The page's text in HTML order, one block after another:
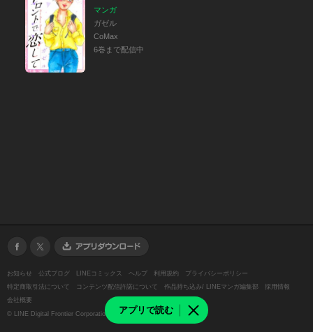
アプリで読む
マンガ
ガゼル
CoMax
6巻まで配信中
お知らせ 公式ブログ LINEコミックス ヘルプ 利用規約
プライバシーポリシー
特定商取引法について
コンテンツ配信許諾について 作品持ち込み/ LINEマンガ編集部
採用情報
会社概要
© LINE Digital Frontier Corporation